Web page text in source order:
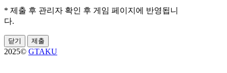
* 제출 후 관리자 확인 후 게임 페이지에 반영됩니
다.
닫기 제출
2025© GTAKU